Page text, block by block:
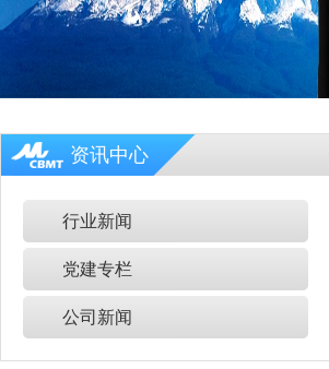
资讯中心
行业新闻
党建专栏
公司新闻